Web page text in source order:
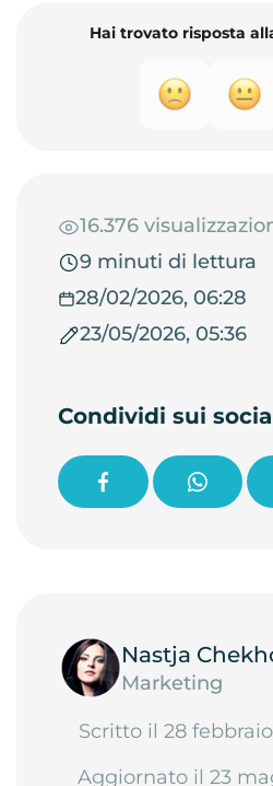
Hai trovato risposta
16.376
9 minuti di lettura
28/02/2026, 06:28
23/05/2026, 05:36
Condividi sui
Nastja
Marketing
Scritto il 28
Aggiornato il 23